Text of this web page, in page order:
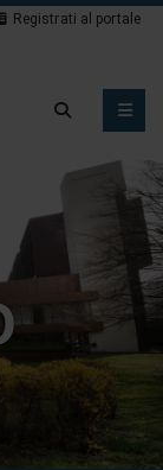
Registrati al portale